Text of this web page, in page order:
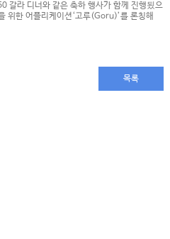
갈라 디너와 같은 축하 행사가 함께 진행됬으
위한 어플리케이션‘고루(Goru)’를 론칭해
목록